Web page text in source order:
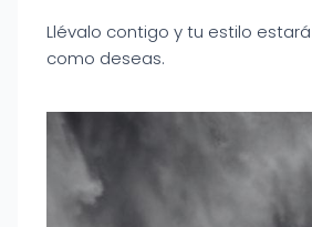
Llévalo contigo y tu estilo
como deseas.